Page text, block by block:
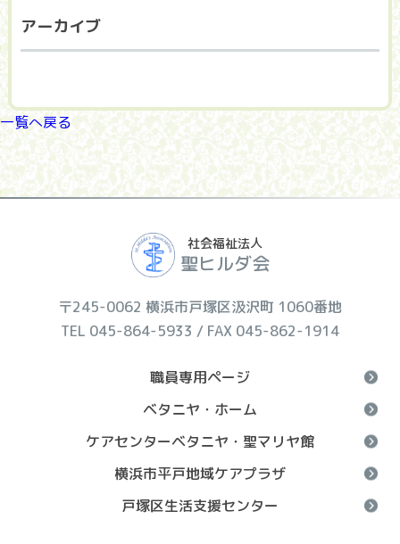
アーカイブ
一覧へ戻る
社会福祉法人
聖ヒルダ会
〒245-0062 横浜市戸塚区汲沢町 1060番地
TEL 045-864-5933 / FAX 045-862-1914
職員専用ページ
ベタニヤ・ホーム
ケアセンターベタニヤ・聖マリヤ館
横浜市平戸地域ケアプラザ
戸塚区生活支援センター